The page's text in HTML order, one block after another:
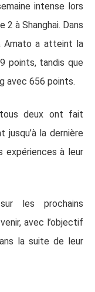
intense lors
2 à Shanghai. Dans
Amato a atteint la
points, tandis que
avec 656 points.
deux ont fait
la dernière
expériences à leur
les prochains
avec l’objectif
la suite de leur